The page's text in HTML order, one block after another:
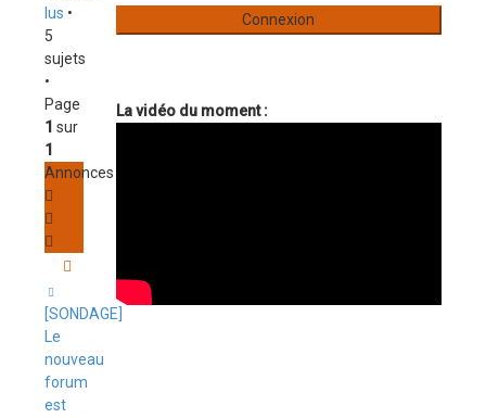
lus •
5
sujets
•
Page
1 sur
1
Annonces
[SONDAGE]
Le
nouveau
forum
est
La vidéo du moment :